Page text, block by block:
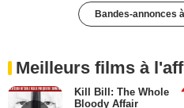
Bandes-annonces
Meilleurs films à
Kill Bill: The Whole
Bloody Affair